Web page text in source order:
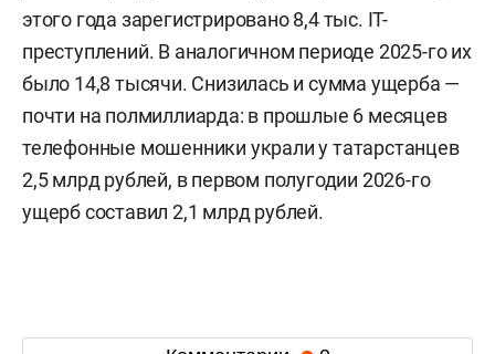
этого года зарегистрировано 8,4 тыс. IT-
преступлений. В аналогичном периоде 2025-го их
было 14,8 тысячи. Снизилась и сумма ущерба —
почти на полмиллиарда: в прошлые 6 месяцев
телефонные мошенники украли у татарстанцев
2,5 млрд рублей, в первом полугодии 2026-го
ущерб составил 2,1 млрд рублей.